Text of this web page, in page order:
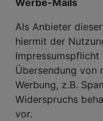
Werbe-Mails
Als Anbieter
hiermit der
Übersendung von
Werbung, z.B.
Widerspruchs
vor.